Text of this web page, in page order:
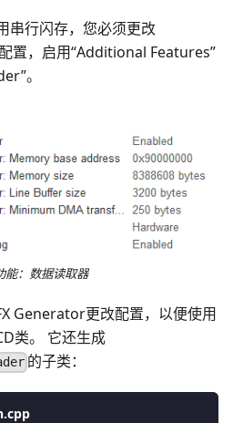
串行闪存，您必须更改
置，启用“Additional Features”
。
能：数据读取器
Generator更改配置，以便使用
类。 它还生成
的子类：